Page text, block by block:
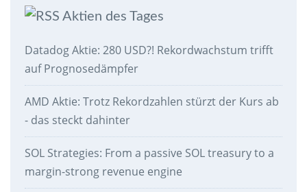
Aktien des Tages
Datadog Aktie: 280 USD?! Rekordwachstum trifft
auf Prognosedämpfer
AMD Aktie: Trotz Rekordzahlen stürzt der Kurs ab
- das steckt dahinter
SOL Strategies: From a passive SOL treasury to a
margin-strong revenue engine